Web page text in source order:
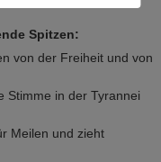
Spitzen:
von der Freiheit und von
Stimme in der Tyrannei
Meilen und zieht